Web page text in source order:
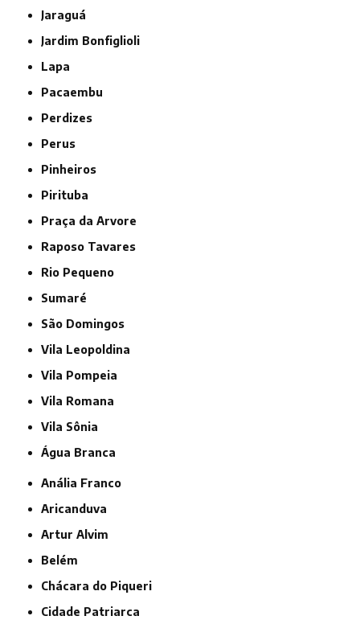
Jaraguá
Jardim Bonfiglioli
Lapa
Pacaembu
Perdizes
Perus
Pinheiros
Pirituba
Praça da Arvore
Raposo Tavares
Rio Pequeno
Sumaré
São Domingos
Vila Leopoldina
Vila Pompeia
Vila Romana
Vila Sônia
Água Branca
Anália Franco
Aricanduva
Artur Alvim
Belém
Chácara do Piqueri
Cidade Patriarca